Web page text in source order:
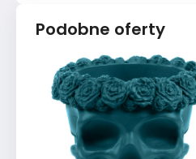
Podobne oferty